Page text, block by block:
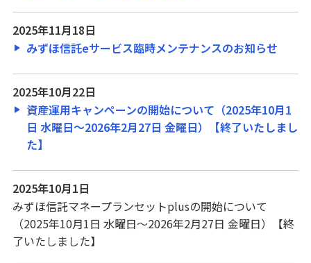
不動産
仲介・コンサルティング
ATM・店舗
みずほ信託銀行について
2025年11月18日
みずほ信託eサービス臨時メンテナンスのお知らせ
2025年10月22日
資産運用キャンペーンの開始について（2025年10月1
日 水曜日～2026年2月27日 金曜日）【終了いたしまし
た】
2025年10月1日
みずほ信託マネープランセットplusの開始について
（2025年10月1日 水曜日～2026年2月27日 金曜日）【終
了いたしました】